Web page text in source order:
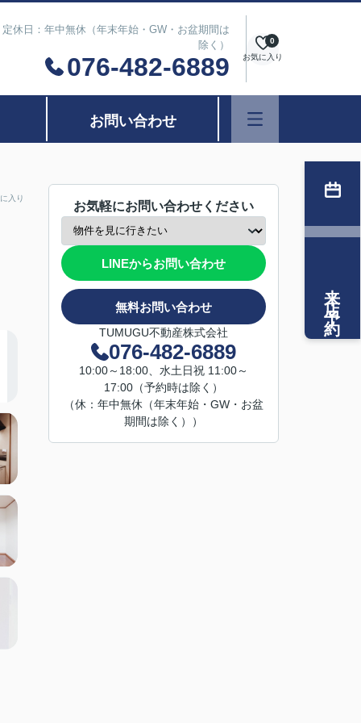
休日：年中無休（年末年始・GW・お盆期間は
除く）
076-482-6889 お気に入り
0
お問い合わせ
入り
お気軽にお問い合わせください
LINEからお問い合わせ
無料お問い合わせ
TUMUGU不動産株式会社
076-482-6889
10:00～18:00、水土日祝 11:00～
17:00（予約時は除く）
（休：年中無休（年末年始・GW・お盆
期間は除く））
来店予約